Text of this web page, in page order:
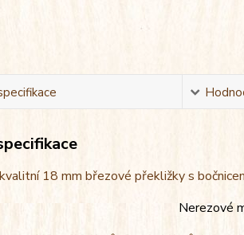
18 mm březové překližky s
Nerezové